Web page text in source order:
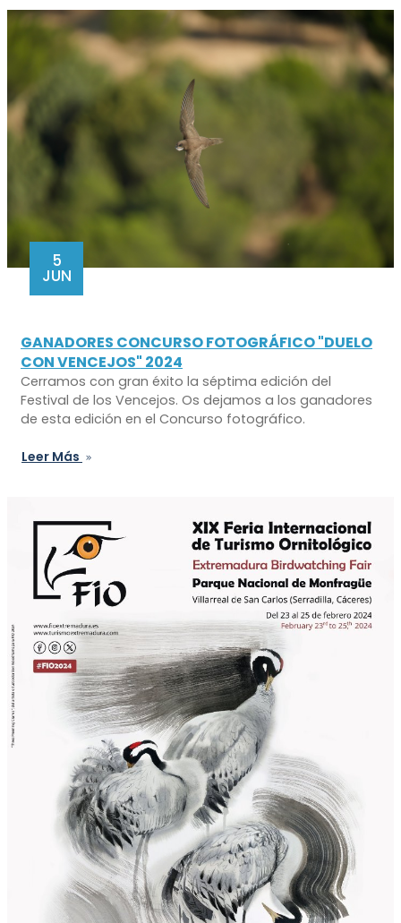
5
JUN
GANADORES CONCURSO FOTOGRÁFICO "DUELO
CON VENCEJOS" 2024
Cerramos con gran éxito la séptima edición del
Festival de los Vencejos. Os dejamos a los ganadores
de esta edición en el Concurso fotográfico.
Leer Más